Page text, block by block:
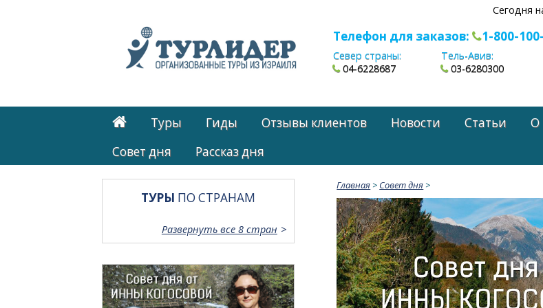
Сегодня
Телефон для заказов: 1-800-
Север страны:
04-6228687
Тель-Авив:
03-6280300
Туры Гиды Отзывы клиентов Новости Статьи О
Cовет дня
Рассказ дня
Главная > Cовет дня >
ТУРЫ ПО СТРАНАМ
Развернуть все 8 стран